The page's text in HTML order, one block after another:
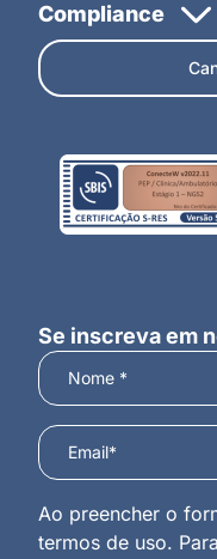
Se inscreva em
Ao preencher o
termos de uso.